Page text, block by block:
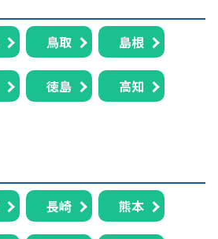
鳥取 島根
徳島 高知
長崎 熊本